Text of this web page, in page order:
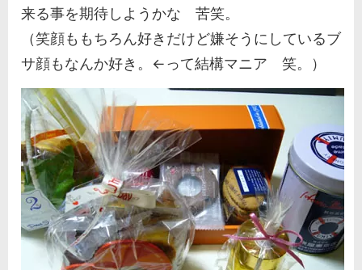
来る事を期待しようかな 苦笑。
（笑顔ももちろん好きだけど嫌そうにしているブ
サ顔もなんか好き。←って結構マニア 笑。）